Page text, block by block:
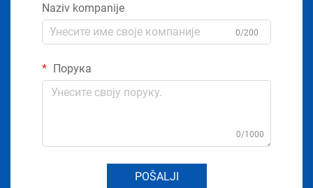
Naziv kompanije
0/200
Порука
0/1000
POŠALJI